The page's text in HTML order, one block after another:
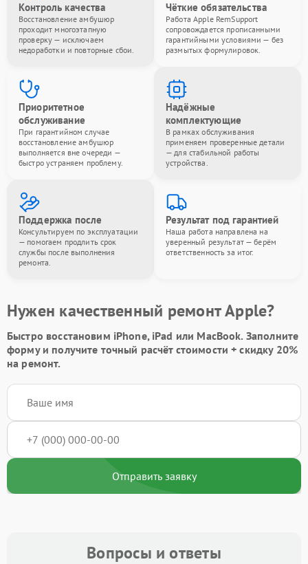
Контроль качества
Восстановление амбушюр
проходит многоэтапную
проверку — исключаем
недоработки и повторные сбои.
Чёткие обязательства
Работа Apple RemSupport
сопровождается прописанными
гарантийными условиями — без
размытых формулировок.
Приоритетное
обслуживание
При гарантийном случае
восстановление амбушюр
выполняется вне очереди —
быстро устраняем проблему.
Надёжные
комплектующие
В рамках обслуживания
применяем проверенные детали
— для стабильной работы
устройства.
Поддержка после
Консультируем по эксплуатации
— помогаем продлить срок
службы после выполнения
ремонта.
Результат под гарантией
Наша работа направлена на
уверенный результат — берём
ответственность за итог.
Нужен качественный ремонт Apple?
Быстро восстановим iPhone, iPad или MacBook. Заполните
формуи получите точный расчёт стоимости +скидку 20%
на ремонт.
Отправить заявку
Вопросы и ответы